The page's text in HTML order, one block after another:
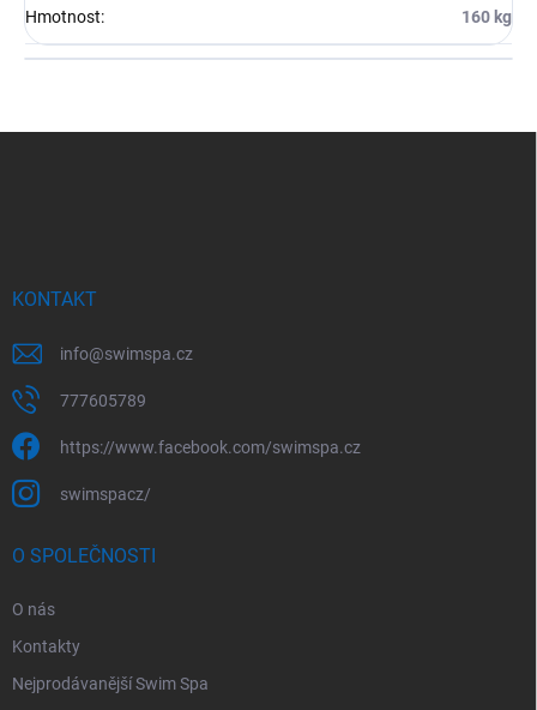
Hmotnost: 160 kg
KONTAKT
info@swimspa.cz
777605789
https://www.facebook.com/swimspa.cz
swimspacz/
O SPOLEČNOSTI
O nás
Kontakty
Nejprodávanější Swim Spa